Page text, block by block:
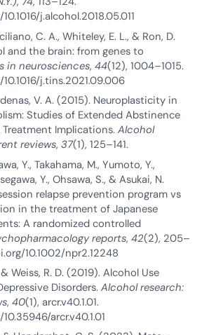
j.alcohol.2018.05.011
C. A., Whiteley, E. L., & Ron, D.
and the brain: from genes to
in neurosciences,44(12), 1004–1015.
j.tins.2021.09.006
V. A. (2015). Neuroplasticity in
Studies of Extended Abstinence
Implications.Alcohol
reviews,37(1), 125–141.
Y., Takahama, M., Yumoto, Y.,
Y., Ohsawa, S., & Asukai, N.
relapse prevention program vs
in the treatment of Japanese
A randomized controlled
reports,42(2), 205–
10.1002/npr2.12248
Weiss, R. D. (2019). Alcohol Use
Disorders.Alcohol research:
,40(1), arcr.v40.1.01.
arcr.v40.1.01